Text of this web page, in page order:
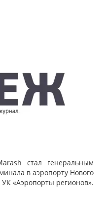
стал генеральным
в аэропорту Нового
«Аэропорты регионов».